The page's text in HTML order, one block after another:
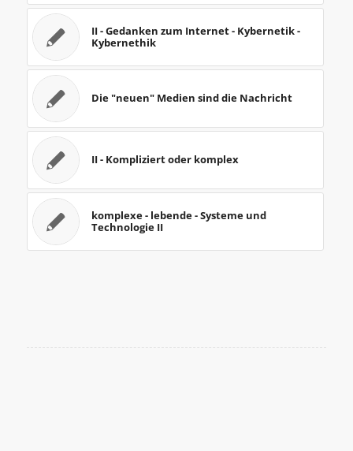
II - Gedanken zum Internet - Kybernetik -
Kybernethik
Die "neuen" Medien sind die Nachricht
II - Kompliziert oder komplex
komplexe - lebende - Systeme und
Technologie II